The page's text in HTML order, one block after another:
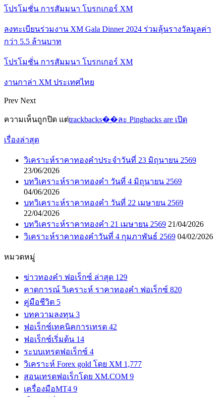
โปรโมชั่น การสัมมนา โบรกเกอร์ XM
ลงทะเบียนร่วมงาน XM Gala Dinner 2024 ร่วมลุ้นรางวัลมูลค่า
กว่า 5.5 ล้านบาท
โปรโมชั่น การสัมมนา โบรกเกอร์ XM
งานกาล่า XM ประเทศไทย
Prev Next
ความเห็นถูกปิด แต่trackbacks��ละ Pingbacks are เปิด
เรื่องล่าสุด
วิเคราะห์ราคาทองคำประจำวันที่ 23 มิถุนายน 2569
23/06/2026
บทวิเคราะห์ราคาทองคำ วันที่ 4 มิถุนายน 2569
04/06/2026
บทวิเคราะห์ราคาทองคำ วันที่ 22 เมษายน 2569
22/04/2026
บทวิเคราะห์ราคาทองคำ 21 เมษายน 2569 21/04/2026
วิเคราะห์ราคาทองคำวันที่ 4 กุมภาพันธ์ 2569 04/02/2026
หมวดหมู่
ข่าวทองคำ ฟอเร็กซ์ ล่าสุด 129
คาดการณ์ วิเคราะห์ ราคาทองคำ ฟอเร็กซ์ 820
คู่มือชีวิต 5
บทความลงทุน 3
ฟอเร็กซ์เทคนิคการเทรด 42
ฟอเร็กซ์เริ่มต้น 14
ระบบเทรดฟอเร็กซ์ 4
วิเคราะห์ Forex gold โดย XM 1,777
สอนเทรดฟอเร็กโดย XM.COM 9
เครื่องมือMT4 9